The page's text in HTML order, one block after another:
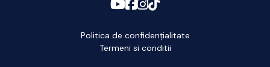
Politica de confidențialitate
Termeni si conditii